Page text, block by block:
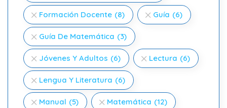
Formación Docente (8) Guía (6)
Guía De Matemática (3)
Jóvenes Y Adultos (6) Lectura (6)
Lengua Y Literatura (6)
Manual (5) Matemática (12)